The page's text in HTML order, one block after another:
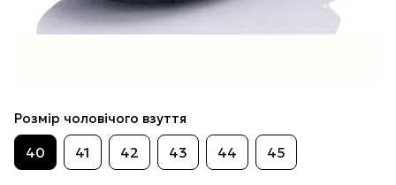
Розмір чоловічого взуття
40 41 42 43 44 45